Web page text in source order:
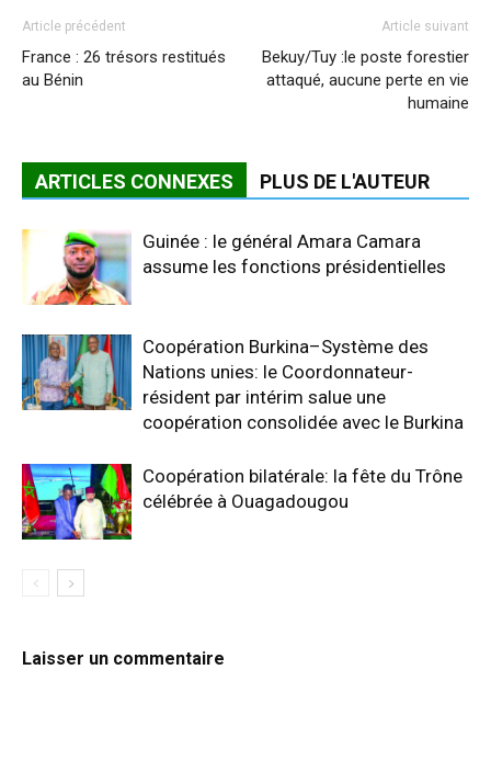
Article précédent
France : 26 trésors restitués
au Bénin
Article suivant
Bekuy/Tuy :le poste forestier
attaqué, aucune perte en vie
humaine
ARTICLES CONNEXES PLUS DE L'AUTEUR
Guinée : le général Amara Camara
assume les fonctions présidentielles
Coopération Burkina–Système des
Nations unies: le Coordonnateur-
résident par intérim salue une
coopération consolidée avec le Burkina
Coopération bilatérale: la fête du Trône
célébrée à Ouagadougou
Laisser un commentaire